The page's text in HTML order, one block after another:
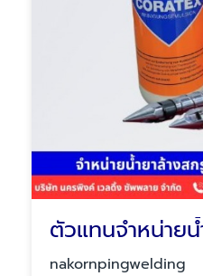
nakornpingwelding